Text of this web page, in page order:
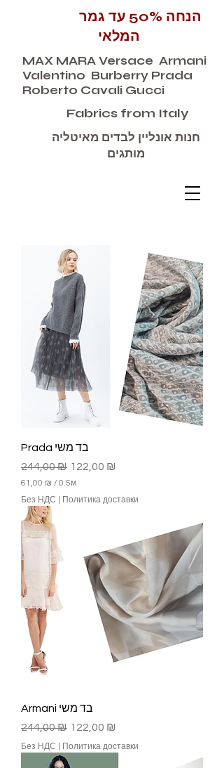
MAX MARA Versace Armani
Valentino Burberry Prada
Roberto Cavali Gucci
חנות אונליין לבדים מאיטליה
מותגים
Fabrics from Italy
Prada בד משי
Обычная цена
244,00 ₪ Цена со скидкой
122,00 ₪
61,00 ₪ / 0.5м
6
0
0
₪
з
а
0
.
Без НДС Политика доставки
Armani בד משי
Обычная цена
244,00 ₪ Цена со скидкой
122,00 ₪
Без НДС Политика доставки